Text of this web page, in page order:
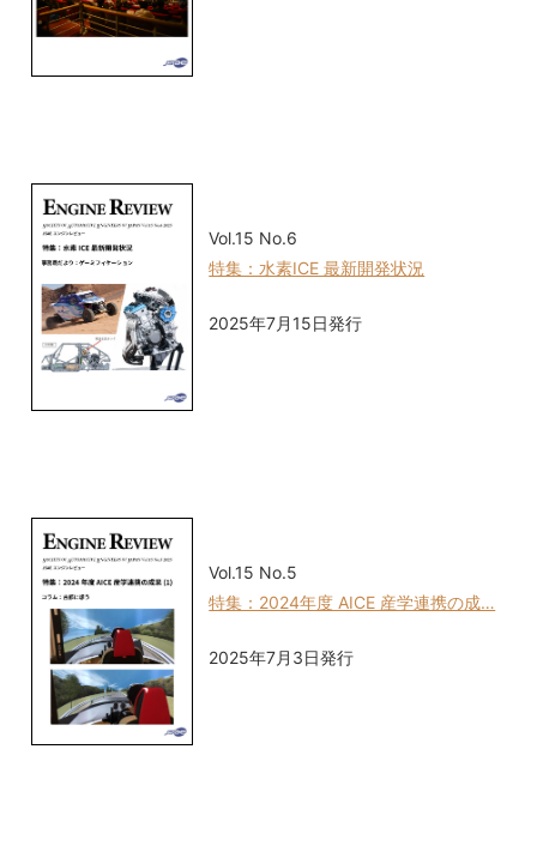
Vol.15 No.6
特集：水素ICE 最新開発状況
2025年7月15日発行
Vol.15 No.5
特集：2024年度 AICE 産学連携の成…
2025年7月3日発行